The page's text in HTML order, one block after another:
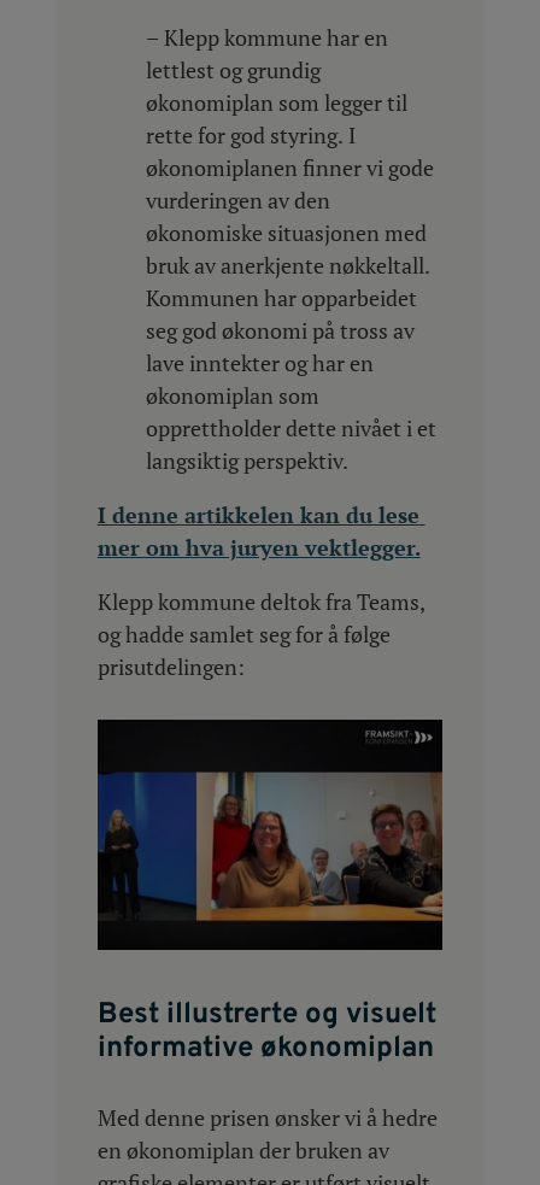
– Klepp kommune har en
lettlest og grundig
økonomiplan som legger til
rette for god styring. I
økonomiplanen finner vi gode
vurderingen av den
økonomiske situasjonen med
bruk av anerkjente nøkkeltall.
Kommunen har opparbeidet
seg god økonomi på tross av
lave inntekter og har en
økonomiplan som
opprettholder dette nivået i et
langsiktig perspektiv.
I denne artikkelen kan du lese
mer om hva juryen vektlegger.
Klepp kommune deltok fra Teams,
og hadde samlet seg for å følge
prisutdelingen:
Best illustrerte og visuelt
informative økonomiplan
Med denne prisen ønsker vi å hedre
en økonomiplan der bruken av